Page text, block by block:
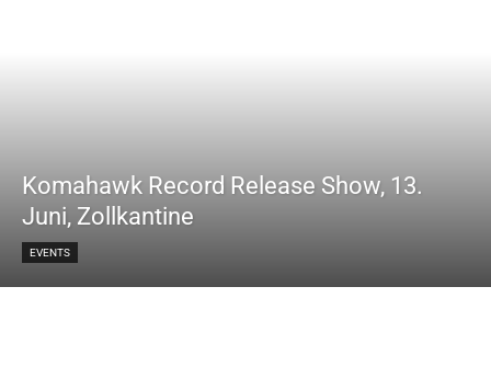
Komahawk Record Release Show, 13.
Juni, Zollkantine
EVENTS